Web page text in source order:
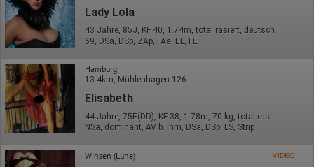
Lady Lola
43 Jahre, 85J, KF 40, 1.74m, total rasiert, deutsch
69, DSa, DSp, ZAp, FAa, EL, FE
Hamburg
13.4km, Mühlenhagen 126
Elisabeth
NSa, dominant, AV b. Ihm, DSa, DSp, LS, Strip
Winsen (Luhe) VIDEO